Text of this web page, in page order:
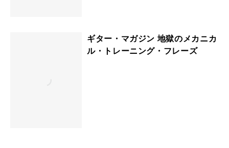
ギター・マガジン 地獄のメカニカ
ル・トレーニング・フレーズ